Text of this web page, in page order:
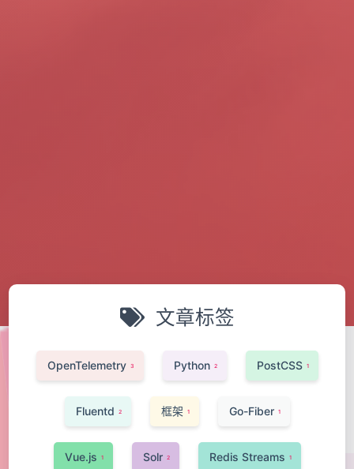
文章标签
OpenTelemetry 3 Python 2 PostCSS 1
Fluentd 2 框架 1 Go-Fiber 1
Vue.js 1 Solr 2 Redis Streams 1